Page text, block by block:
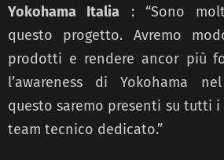
Yokohama Italia : “Sono
questo progetto. Avremo
prodotti e rendere ancor più
l’awareness di Yokohama
questo saremo presenti su tutti i
team tecnico dedicato.”